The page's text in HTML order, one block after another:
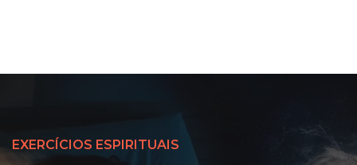
EXERCÍCIOS ESPIRITUAIS